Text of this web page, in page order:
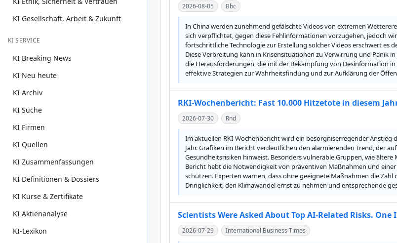
KI Gesellschaft, Arbeit & Zukunft
KI SERVICE
KI Breaking News
KI Neu heute
KI Archiv
KI Suche
KI Firmen
KI Quellen
KI Zusammenfassungen
KI Definitionen & Dossiers
KI Kurse & Zertifikate
KI Aktienanalyse
KI-Lexikon
2026-08-05 Bbc
In China werden zunehmend gefälschte Videos von extremen
sich verpflichtet, gegen diese Fehlinformationen vorzugehen, jedoch
fortschrittliche Technologie zur Erstellung solcher Videos erschwert es
Diese Verbreitung kann in Krisensituationen zu Verwirrung und Panik
die Herausforderungen, die mit der Bekämpfung von Desinformation
effektive Strategien zur Wahrheitsfindung und zur Aufklärung der
RKI-Wochenbericht: Fast 10.000 Hitzetote in diesem
2026-07-30 Rnd
Im aktuellen RKI-Wochenbericht wird ein besorgniserregender
Jahr. Grafiken im Bericht verdeutlichen den alarmierenden Trend, der
Gesundheitsrisiken hinweist. Besonders vulnerable Gruppen, wie
Bericht hebt die Notwendigkeit von präventiven Maßnahmen und
schützen. Experten warnen, dass ohne geeignete Maßnahmen die
Dringlichkeit, den Klimawandel ernst zu nehmen und entsprechende
Scientists Were Asked About Top AI-Related Risks.
2026-07-29 International Business Times